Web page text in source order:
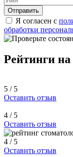
Отправить
Я согласен с
обработки
Рейтинги
5 / 5
Оставить отзыв
4 / 5
Оставить отзыв
4 / 5
Оставить отзыв